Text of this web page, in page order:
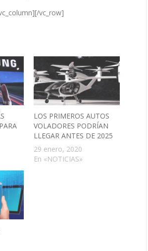
vc_row]
LOS PRIMEROS AUTOS
VOLADORES PODRÍAN
LLEGAR ANTES DE 2025
29 enero, 2020
En «NOTICIAS»